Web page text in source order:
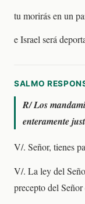
tu morirás en un
e Israel será
SALMO
R/Los
enteramente
V/. Señor, tienes
V/. La ley del
precepto del